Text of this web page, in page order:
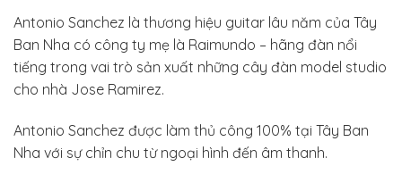
Antonio Sanchez là thương hiệu guitar lâu năm của Tây
Ban Nha có công ty mẹ là Raimundo – hãng đàn nổi
tiếng trong vai trò sản xuất những cây đàn model studio
cho nhà Jose Ramirez.
Antonio Sanchez được làm thủ công 100% tại Tây Ban
Nha với sự chỉn chu từ ngoại hình đến âm thanh.